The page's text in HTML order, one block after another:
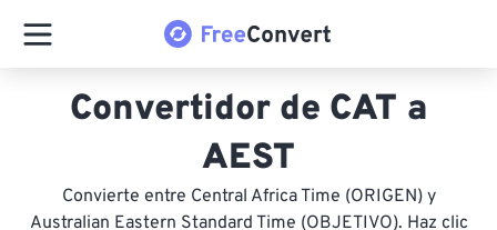
Convertidor de CAT a
AEST
Convierte entre Central Africa Time (ORIGEN) y
Australian Eastern Standard Time (OBJETIVO). Haz clic